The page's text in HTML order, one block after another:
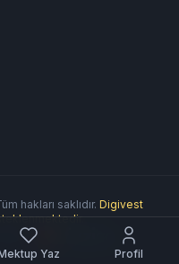
Yaz Profil
hakları saklıdır. Digivest